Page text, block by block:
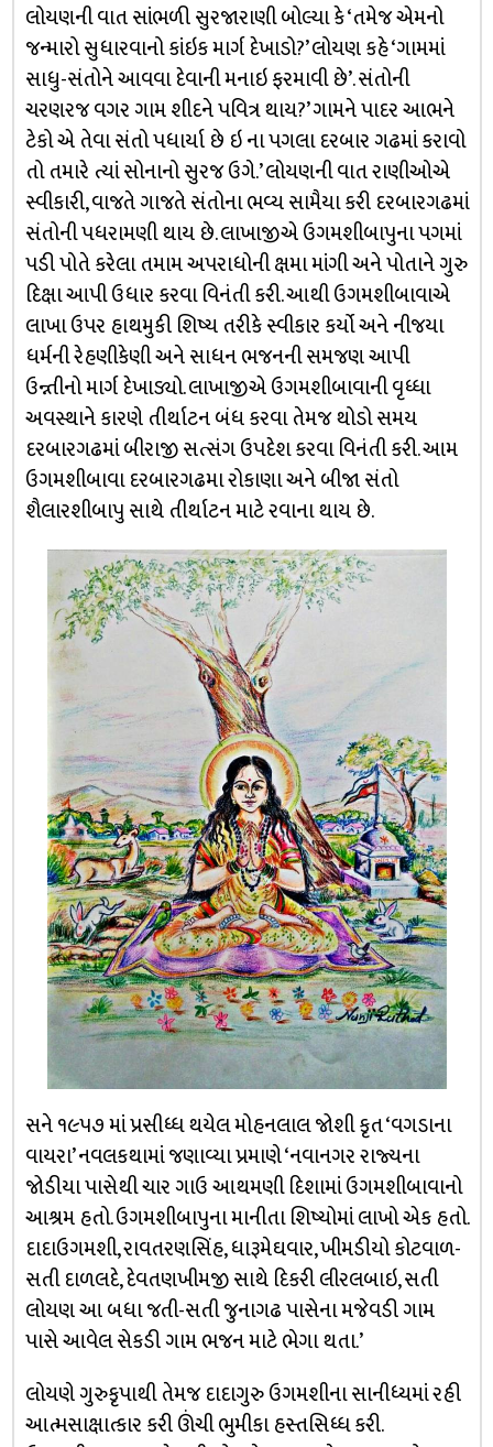
લોયણની વાત સાંભળી સુરજારાણી બોલ્યા કે ‘તમેજ એમનો
જન્મારો સુધારવાનો કાંઇક માર્ગ દેખાડો?’ લોયણ કહે ‘ગામમાં
સાધુ-સંતોને આવવા દેવાની મનાઇ ફરમાવી છે’. સંતોની
ચરણરજ વગર ગામ શીદને પવિત્ર થાય?’ ગામને પાદર આભને
ટેકો એ તેવા સંતો પધાર્યા છે ઇ ના પગલા દરબાર ગઢમાં કરાવો
તો તમારે ત્યાં સોનાનો સુરજ ઉગે.’ લોયણની વાત રાણીઓએ
સ્વીકારી, વાજતે ગાજતે સંતોના ભવ્ય સામૈયા કરી દરબારગઢમાં
સંતોની પધરામણી થાય છે. લાખાજીએ ઉગમશીબાપુના પગમાં
પડી પોતે કરેલા તમામ અપરાધોની ક્ષમા માંગી અને પોતાને ગુરુ
દિક્ષા આપી ઉધાર કરવા વિનંતી કરી. આથી ઉગમશીબાવાએ
લાખા ઉપર હાથમુકી શિષ્ય તરીકે સ્વીકાર કર્યો અને નીજયા
ધર્મની રેહણીકેણી અને સાધન ભજનની સમજણ આપી
ઉન્ન્તીનો માર્ગ દેખાડ્યો. લાખાજીએ ઉગમશીબાવાની વૃધ્ધા
અવસ્થાને કારણે તીર્થાટન બંધ કરવા તેમજ થોડો સમય
દરબારગઢમાં બીરાજી સત્સંગ ઉપદેશ કરવા વિનંતી કરી. આમ
ઉગમશીબાવા દરબારગઢમા રોકાણા અને બીજા સંતો
શૈલારશીબાપુ સાથે તીર્થાટન માટે રવાના થાય છે.
સને ૧૯૫૭ માં પ્રસીધ્ધ થયેલ મોહનલાલ જોશી કૃત ‘વગડાના
વાયરા’ નવલકથામાં જણાવ્યા પ્રમાણે ‘નવાનગર રાજ્યના
જોડીયા પાસેથી ચાર ગાઉ આથમણી દિશામાં ઉગમશીબાવાનો
આશ્રમ હતો. ઉગમશીબાપુના માનીતા શિષ્યોમાં લાખો એક હતો.
દાદાઉગમશી, રાવતરણસિંહ, ધારૂમેઘવાર, ખીમડીયો કોટવાળ-
સતી દાળલદે, દેવતણખીમજી સાથે દિકરી લીરલબાઇ, સતી
લોયણ આ બધા જતી-સતી જુનાગઢ પાસેના મજેવડી ગામ
પાસે આવેલ સેકડી ગામ ભજન માટે ભેગા થતા.’
લોયણે ગુરુકૃપાથી તેમજ દાદાગુરુ ઉગમશીના સાનીધ્યમાં રહી
આત્મસાક્ષાત્કાર કરી ઊંચી ભુમીકા હસ્તસિધ્ધ કરી.